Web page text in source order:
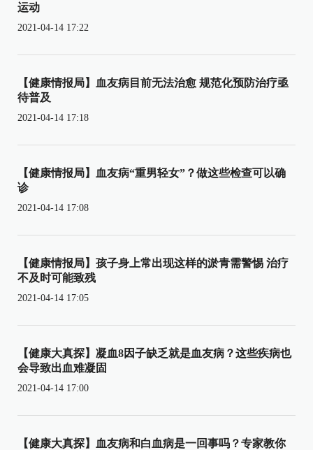
运动
2021-04-14 17:22
【健康情报局】血友病目前无法治愈 规范化预防治疗亟
待普及
2021-04-14 17:18
【健康情报局】血友病“重男轻女”？做这些检查可以确
诊
2021-04-14 17:08
【健康情报局】孩子身上常出现这样的淤青需警惕 治疗
不及时可能致残
2021-04-14 17:05
【健康大真探】凝血8因子缺乏就是血友病？这些疾病也
会导致出血难凝固
2021-04-14 17:00
【健康大真探】血友病和白血病是一回事吗？专家教你